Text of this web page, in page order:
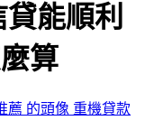
能順利
算
重機貸款